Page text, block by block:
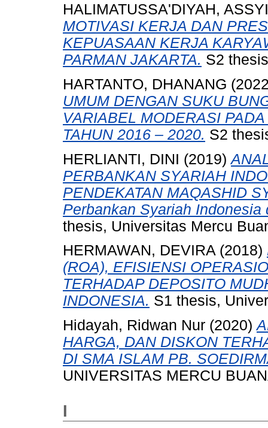
HALIMATUSSA'DIYAH,
MOTIVASI KERJA DAN
KEPUASAAN KERJA
PARMAN JAKARTA. S2
HARTANTO, DHANANG
UMUM DENGAN SUKU
VARIABEL MODERASI
TAHUN 2016 – 2020. S2
HERLIANTI, DINI (2019)
PERBANKAN SYARIAH
PENDEKATAN MAQASHID
Perbankan Syariah
thesis, Universitas Mercu
HERMAWAN, DEVIRA (2018)
(ROA), EFISIENSI
TERHADAP DEPOSITO
INDONESIA. S1 thesis,
Hidayah, Ridwan Nur (2020)
HARGA, DAN DISKON
DI SMA ISLAM PB.
UNIVERSITAS MERCU
I